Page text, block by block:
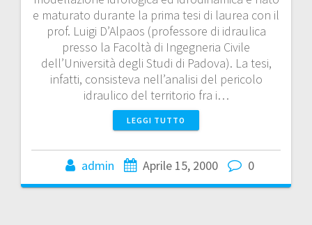
e maturato durante la prima tesi di laurea con il
prof. Luigi D’Alpaos (professore di idraulica
presso la Facoltà di Ingegneria Civile
dell’Università degli Studi di Padova). La tesi,
infatti, consisteva nell’analisi del pericolo
idraulico del territorio fra i…
LEGGI TUTTO
admin Aprile 15, 2000 0